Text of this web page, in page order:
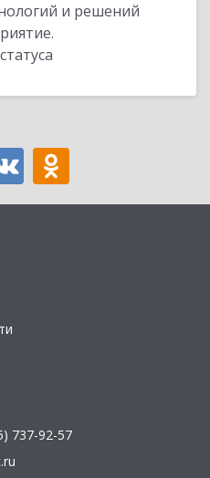
и решений
737-92-57